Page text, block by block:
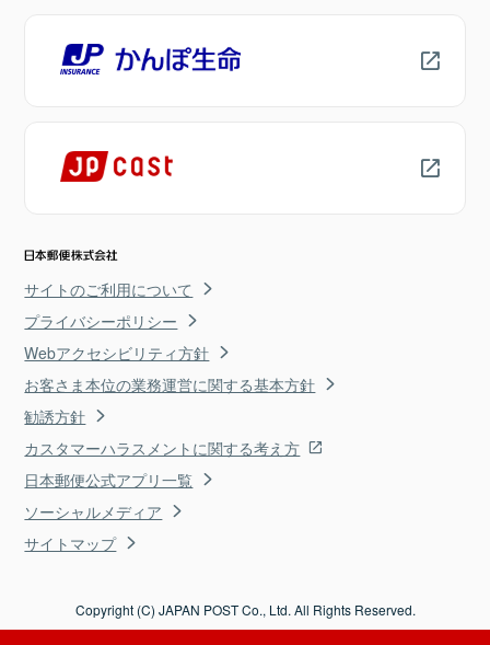
サイトのご利用について
プライバシーポリシー
Webアクセシビリティ方針
お客さま本位の業務運営に関する基本方針
勧誘方針
カスタマーハラスメントに関する考え方
日本郵便公式アプリ一覧
ソーシャルメディア
サイトマップ
Copyright (C) JAPAN POST Co., Ltd. All Rights Reserved.